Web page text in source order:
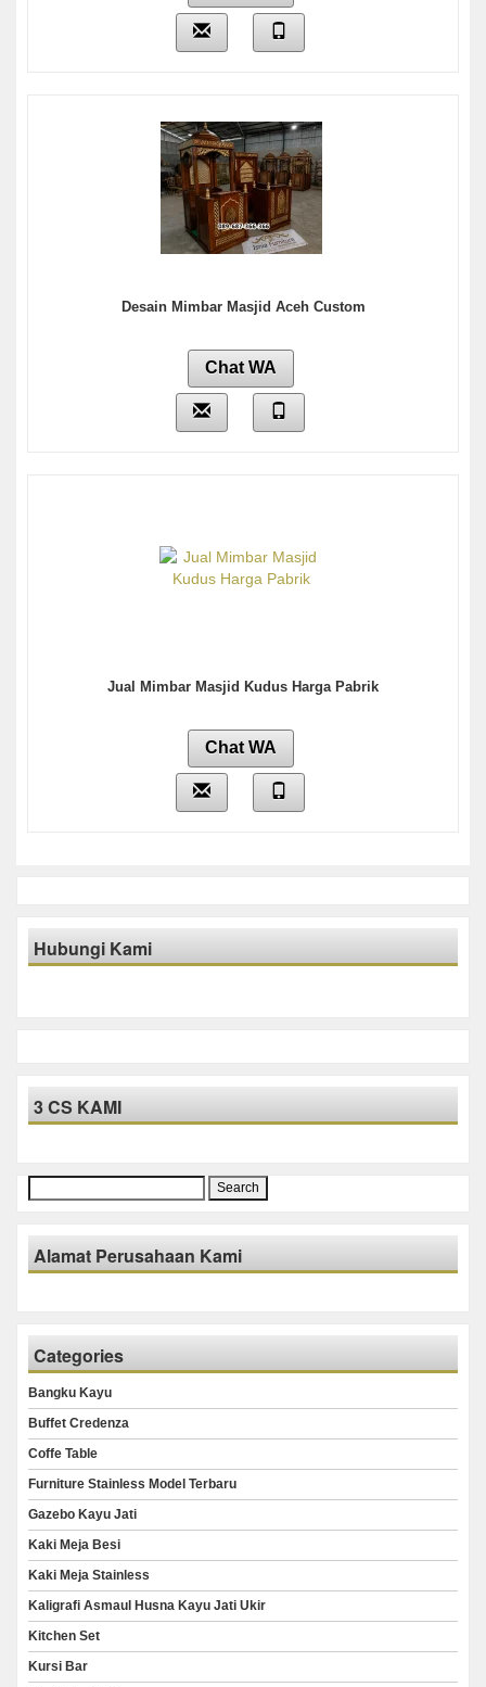
Desain Mimbar Masjid Aceh Custom
Chat WA
Jual Mimbar Masjid Kudus Harga Pabrik
Chat WA
Hubungi Kami
3 CS KAMI
Search
for:
Alamat Perusahaan Kami
Categories
Bangku Kayu
Buffet Credenza
Coffe Table
Furniture Stainless Model Terbaru
Gazebo Kayu Jati
Kaki Meja Besi
Kaki Meja Stainless
Kaligrafi Asmaul Husna Kayu Jati Ukir
Kitchen Set
Kursi Bar